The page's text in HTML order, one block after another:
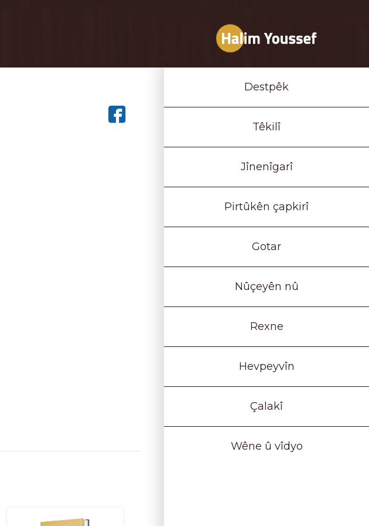
Destpêk
Têkilî
Jînenîgarî
Pirtûkên çapkirî
Gotar
Nûçeyên nû
Rexne
Hevpeyvîn
Çalakî
Wêne û vîdyo